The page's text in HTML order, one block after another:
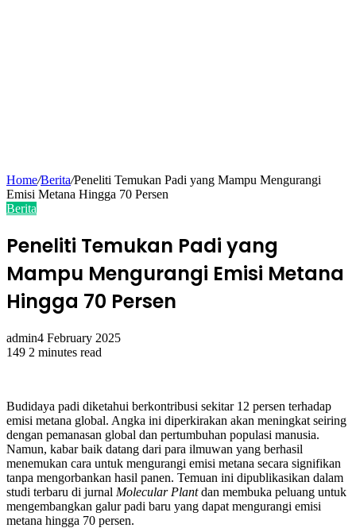
Home/Berita/Peneliti Temukan Padi yang Mampu Mengurangi
Emisi Metana Hingga 70 Persen
Berita
Peneliti Temukan Padi yang
Mampu Mengurangi Emisi Metana
Hingga 70 Persen
admin4 February 2025
149 2 minutes read
Budidaya padi diketahui berkontribusi sekitar 12 persen terhadap
emisi metana global. Angka ini diperkirakan akan meningkat seiring
dengan pemanasan global dan pertumbuhan populasi manusia.
Namun, kabar baik datang dari para ilmuwan yang berhasil
menemukan cara untuk mengurangi emisi metana secara signifikan
tanpa mengorbankan hasil panen. Temuan ini dipublikasikan dalam
studi terbaru di jurnal Molecular Plantdan membuka peluang untuk
mengembangkan galur padi baru yang dapat mengurangi emisi
metana hingga 70 persen.